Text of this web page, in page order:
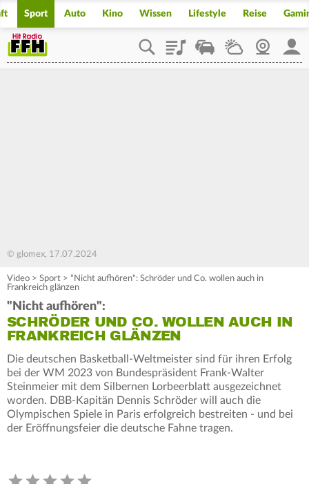
Sport Auto Kino Wissen Lifestyle Reise
PlaylistStaupilotWetterWebcam
© glomex, 17.07.2024
Video > Sport > "Nicht aufhören": Schröder und Co. wollen auch in
Frankreich glänzen
"Nicht aufhören":
SCHRÖDER UND CO. WOLLEN AUCH IN
FRANKREICH GLÄNZEN
Die deutschen Basketball-Weltmeister sind für ihren Erfolg
bei der WM 2023 von Bundespräsident Frank-Walter
Steinmeier mit dem Silbernen Lorbeerblatt ausgezeichnet
worden. DBB-Kapitän Dennis Schröder will auch die
Olympischen Spiele in Paris erfolgreich bestreiten - und bei
der Eröffnungsfeier die deutsche Fahne tragen.